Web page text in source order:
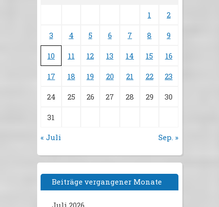
1 2
3 4 5 6 7 8 9
10 11 12 13 14 15 16
17 18 19 20 21 22 23
24 25 26 27 28 29 30
31
« Juli Sep. »
Beiträge vergangener Monate
Juli 2026